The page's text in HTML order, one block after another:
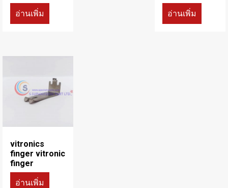
อ่านเพิ่ม
อ่านเพิ่ม
vitronics
finger vitronic
finger
อ่านเพิ่ม